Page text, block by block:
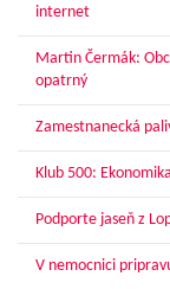
internet
Martin Čermák:
opatrný
Zamestnanecká
Klub 500:
Podporte jaseň z
V nemocnici